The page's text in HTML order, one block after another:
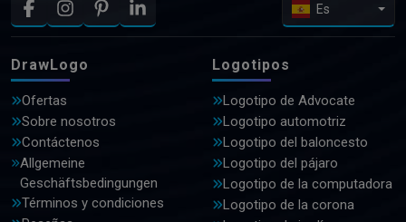
Es
DrawLogo
Ofertas
Sobre nosotros
Contáctenos
Allgemeine
Geschäftsbedingungen
Términos y condiciones
Logotipos
Logotipo de Advocate
Logotipo automotriz
Logotipo del baloncesto
Logotipo del pájaro
Logotipo de la computadora
Logotipo de la corona